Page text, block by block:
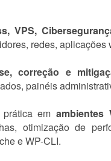
VPS,
redes,
correção e
painéis
em ambientes
otimização de
e WP-CLI.